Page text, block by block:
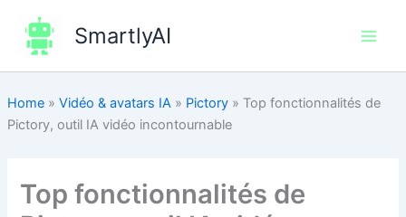
contenu
SmartlyAI
Home» Vidéo & avatars IA» Pictory» Top fonctionnalités de
Pictory, outil IA vidéo incontournable
Top fonctionnalités de